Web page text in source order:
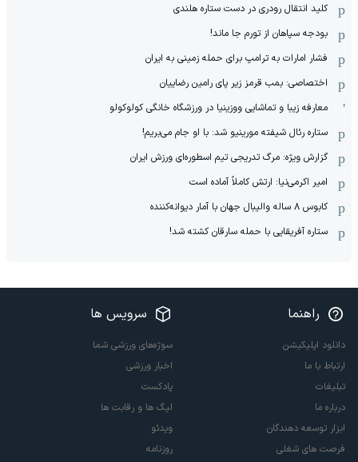
کلید انتقال رودری در دست ستاره هلندی
بودجه سپاهان از تورم جا ماند!
فشار امارات به ترامپ برای حمله زمینی به ایران
اختصاصی: بمب قرمز زیر پای رامین رضاییان
معارفه زیبا و تماشایی ووزینیا در ورزشگاه خانگی کولوکولو
ستاره رئال شیفته مورینیو شد: با او جام می‌بریم!
گزارش ویژه: مرگ تدریجی تیم اسطوره‌ای ورزش ایران
امیر اکرمی‌نیا: ارتش کاملاً آماده است
کابوس ۸ ساله والیبال جهان با آمار دیوانه‌کننده
ستاره آفریقایی با حمله سارقان کشته شد!
راهنما
دانلود اپلیکیشن
ارتباط با ما
تبلیغات
درباره ما
ابزار توسعه دهندگان
فرصت های شغلی
سرویس ها
سوژه‌های ورزشی شما
اخبار ورزشی
پادکست
لیگ ها و رقابت ها
ویدئو
روزنامه